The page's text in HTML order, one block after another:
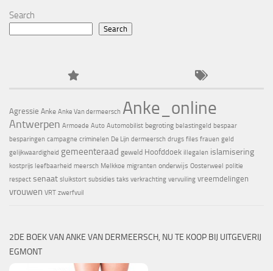
Search
Search
Agressie Anke Anke Van dermeersch Anke_online
Antwerpen Armoede Auto Automobilist begroting belastingeld bespaar
besparingen campagne criminelen De Lijn dermeersch drugs files frauen geld
gelijkwaardigheid gemeenteraad geweld Hoofddoek illegalen islamisering
kostprijs leefbaarheid meersch Melkkoe migranten onderwijs Oosterweel politie
respect senaat sluikstort subsidies taks verkrachting vervuiling vreemdelingen
vrouwen VRT zwerfvuil
2DE BOEK VAN ANKE VAN DERMEERSCH, NU TE KOOP BIJ UITGEVERIJ
EGMONT